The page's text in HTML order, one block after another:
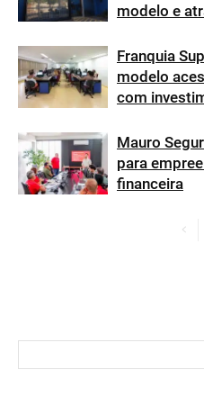
modelo e
Franquia
modelo
com
Mauro
para
financeira